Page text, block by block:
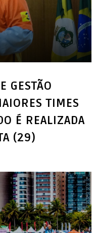
GESTÃO
TIMES
É REALIZADA
(29)